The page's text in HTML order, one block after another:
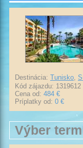
Destinácia: Tunisko,
Kód zájazdu: 1319612
Cena od: 484 €
Príplatky od: 0 €
Výber